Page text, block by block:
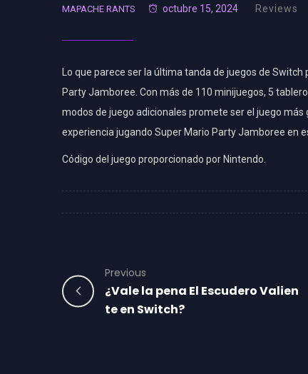
MAPACHE RANTS octubre 15, 2024 Reviews
Lo que parece ser la última tanda de juegos de
Party Jamboree. Con más de 110 minijuegos, 5
modos de juego adicionales promete ser el juego
experiencia jugando Super Mario Party Jamboree en
Código del juego proporcionado por Nintendo.
Previous
¿Vale la pena El Escudero Valien
te en Switch?